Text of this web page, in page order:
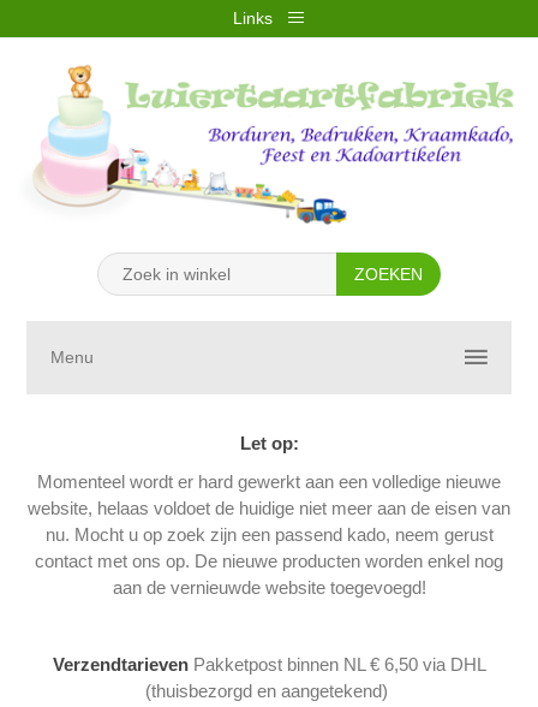
Links
REGISTREREN
WINKELWAGEN (0)
Menu
Let op:
Momenteel wordt er hard gewerkt aan een volledige nieuwe
website, helaas voldoet de huidige niet meer aan de eisen van
nu. Mocht u op zoek zijn een passend kado, neem gerust
contact met ons op. De nieuwe producten worden enkel nog
aan de vernieuwde website toegevoegd!
Verzendtarieven Pakketpost binnen NL € 6,50 via DHL
(thuisbezorgd en aangetekend)